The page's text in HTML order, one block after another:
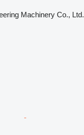
Machinery Co., Ltd.